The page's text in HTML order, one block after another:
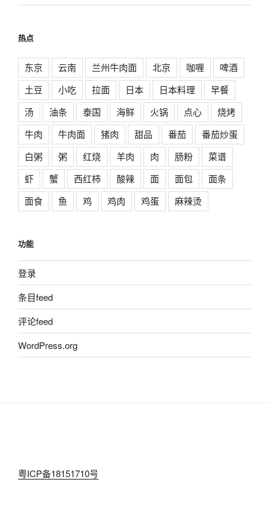
热点
东京 云南 兰州牛肉面 北京 咖喱
啤酒
土豆
小吃 拉面 日本 日本料理
早餐
汤
油条 泰国 海鲜 火锅 点心
烧烤
牛肉
牛肉面 猪肉 甜品 番茄
番茄炒蛋
白粥
粥 红烧 羊肉 肉 肠粉
菜谱
虾
蟹 西红柿 酸辣 面 面包
面条
面食
鱼 鸡 鸡肉 鸡蛋 麻辣烫
功能
登录
条目feed
评论feed
WordPress.org
粤ICP备18151710号